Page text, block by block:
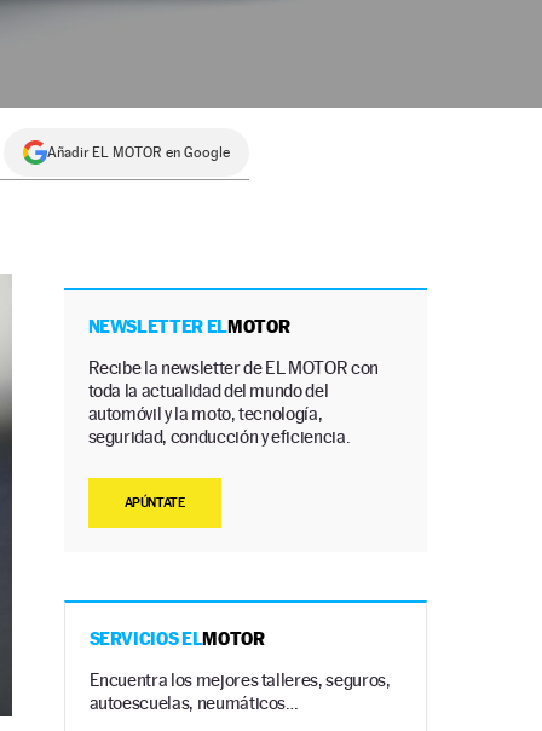
Añadir EL MOTOR en Google
NEWSLETTER ELMOTOR
Recibe la newsletter de EL MOTOR con
toda la actualidad del mundo del
automóvil y la moto, tecnología,
seguridad, conducción y eficiencia.
APÚNTATE
SERVICIOS ELMOTOR
Encuentra los mejores talleres, seguros,
autoescuelas, neumáticos…